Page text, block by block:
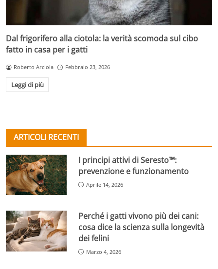
Dal frigorifero alla ciotola: la verità scomoda sul cibo
fatto in casa per i gatti
Roberto Arciola Febbraio 23, 2026
Leggi di più
ARTICOLI RECENTI
I principi attivi di Seresto™:
prevenzione e funzionamento
Aprile 14, 2026
Perché i gatti vivono più dei cani:
cosa dice la scienza sulla longevità
dei felini
Marzo 4, 2026